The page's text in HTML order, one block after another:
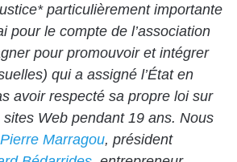
particulièrement importante
pour le compte de l’association
pour promouvoir et intégrer
qui a assigné l’État en
avoir respecté sa propre loi sur
sites Web pendant 19 ans. Nous
Pierre Marragou, président